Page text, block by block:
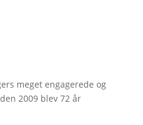
meget engagerede og
2009 blev 72 år